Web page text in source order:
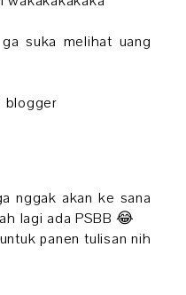
suka melihat uang
blogger
nggak akan ke sana
lagi ada PSBB 😂
panen tulisan nih